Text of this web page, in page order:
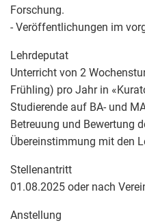
Forschung.
- Veröffentlichungen im
Lehrdeputat
Unterricht von 2
Frühling) pro Jahr in
Studierende auf BA- und
Betreuung und Bewertung
Übereinstimmung mit den
Stellenantritt
01.08.2025 oder nach
Anstellung